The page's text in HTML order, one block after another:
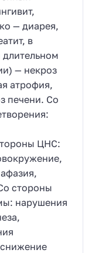
— диарея,
в
длительном
— некроз
атрофия,
печени. Со
ЦНС:
стороны
нарушения